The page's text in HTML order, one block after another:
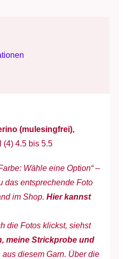
50
g
(mulesingfrei),
(4) 4.5 bis 5.5
Wähle eine Option“ –
das entsprechende Foto
im Shop. Hier kannst
die Fotos klickst, siehst
meine Strickprobe und
aus diesem Garn. Über die